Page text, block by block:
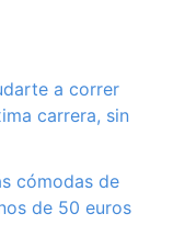
a correr
carrera, sin
cómodas de
de 50 euros